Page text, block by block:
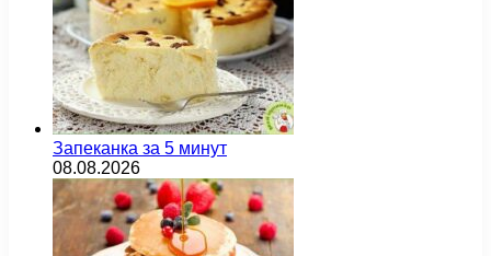
Запеканка за 5 минут
08.08.2026